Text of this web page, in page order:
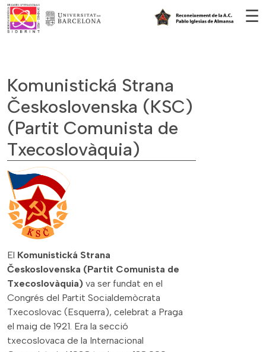
☰
Komunistická Strana
Československa (KSC)
(Partit Comunista de
Txecoslovàquia)
El Komunistická Strana
Československa (Partit Comunista de
Txecoslovàquia) va ser fundat en el
Congrés del Partit Socialdemòcrata
Txecoslovac (Esquerra), celebrat a Praga
el maig de 1921. Era la secció
txecoslovaca de la Internacional